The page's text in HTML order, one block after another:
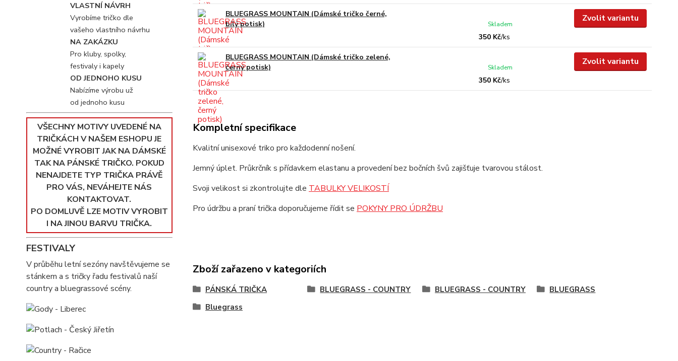
VLASTNÍ NÁVRH
Vyrobíme tričko dle
vašeho vlastního návrhu
NA ZAKÁZKU
Pro kluby, spolky,
festivaly i kapely
OD JEDNOHO KUSU
Nabízíme výrobu už
od jednoho kusu
VŠECHNY MOTIVY UVEDENÉ NA
TRIČKÁCH V NAŠEM ESHOPU JE
MOŽNÉ VYROBIT JAK NA DÁMSKÉ
TAK NA PÁNSKÉ TRIČKO. POKUD
NENAJDETE TYP TRIČKA PRÁVĚ
PRO VÁS, NEVÁHEJTE NÁS
KONTAKTOVAT.
PO DOMLUVĚ LZE MOTIV VYROBIT
I NA JINOU BARVU TRIČKA.
FESTIVALY
V průběhu letní sezóny navštěvujeme se
stánkem a s tričky řadu festivalů naší
country a bluegrassové scény.
BLUEGRASS MOUNTAIN (Dámské tričko černé,
bílý potisk)
350 Kč/ks
Skladem
Zvolit variantu
BLUEGRASS MOUNTAIN (Dámské tričko zelené,
černý potisk)
350 Kč/ks
Skladem
Zvolit variantu
Kompletní specifikace
Kvalitní unisexové triko pro každodenní nošení.
Jemný úplet. Průkrčník s přídavkem elastanu a provedení bez bočních švů zajišťuje tvarovou stálost.
Svoji velikost si zkontrolujte dle TABULKY VELIKOSTÍ
Pro údržbu a praní trička doporučujeme řídit se POKYNY PRO ÚDRŽBU
Zboží zařazeno v kategoriích
PÁNSKÁ TRIČKA BLUEGRASS - COUNTRY BLUEGRASS - COUNTRY
BLUEGRASS
Bluegrass